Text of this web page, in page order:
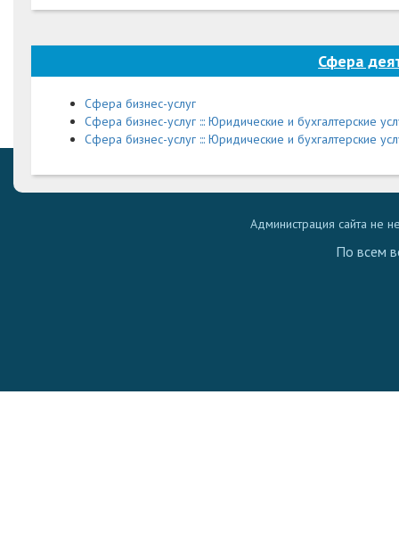
Сфера
Сфера бизнес-услуг
Сфера бизнес-услуг ::: Юридические и бухгалтерские
Сфера бизнес-услуг ::: Юридические и бухгалтерские
Администрация сайта не
По всем